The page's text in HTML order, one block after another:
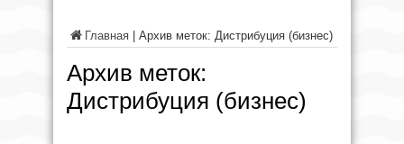
Главная Архив меток: Дистрибуция (бизнес)
Архив меток:
Дистрибуция (бизнес)